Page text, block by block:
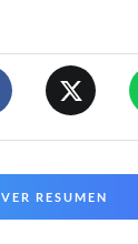
VER RESUMEN